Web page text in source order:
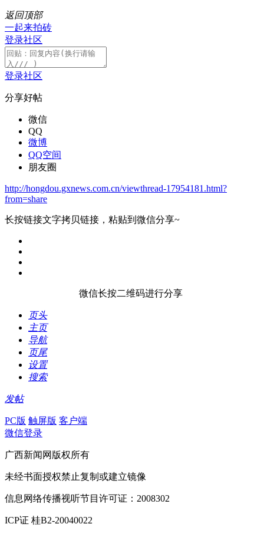
返回顶部
一起来拍砖
登录社区
登录社区
分享好帖
微信
QQ
微博
QQ空间
朋友圈
http://hongdou.gxnews.com.cn/viewthread-17954181.html?
from=share
长按链接文字拷贝链接，粘贴到微信分享~
微信长按二维码进行分享
页头
主页
导航
页尾
设置
搜索
发帖
PC版 触屏版 客户端
微信登录
广西新闻网版权所有
未经书面授权禁止复制或建立镜像
信息网络传播视听节目许可证：2008302
ICP证 桂B2-20040022